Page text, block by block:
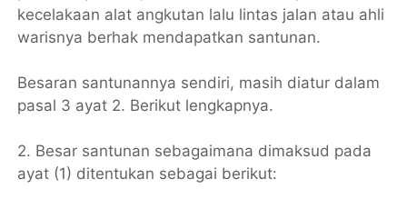
kecelakaan alat angkutan lalu lintas jalan atau ahli
warisnya berhak mendapatkan santunan.
Besaran santunannya sendiri, masih diatur dalam
pasal 3 ayat 2. Berikut lengkapnya.
2. Besar santunan sebagaimana dimaksud pada
ayat (1) ditentukan sebagai berikut: